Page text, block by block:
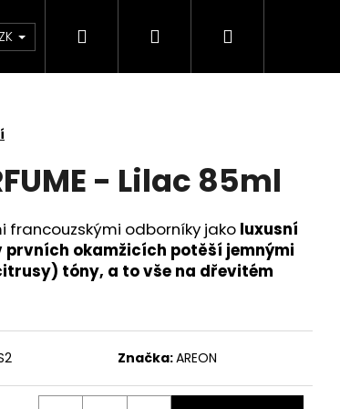
Zdraví Výprodej skladových
Hledat PřihlášeníNákupní
- Lilac 85ml
francouzskými odborníky jako luxusní
prvních okamžicích potěší jemnými
tóny, a to vše na dřevitém
Značka:AREON